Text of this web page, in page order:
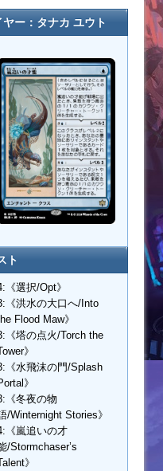
ー：タナカ ユウト
ト
《選択/Opt》
《洪水の大口へ/Into
Flood Maw》
《塔の点火/Torch the
》
《水飛沫の門/Splash
》
《冬夜の物
/Winternight Stories》
《嵐追いの才
/Stormchaser’s
》